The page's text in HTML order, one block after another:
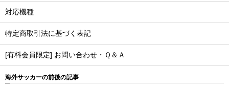
対応機種
特定商取引法に基づく表記
[有料会員限定] お問い合わせ・Ｑ＆Ａ
海外サッカーの前後の記事